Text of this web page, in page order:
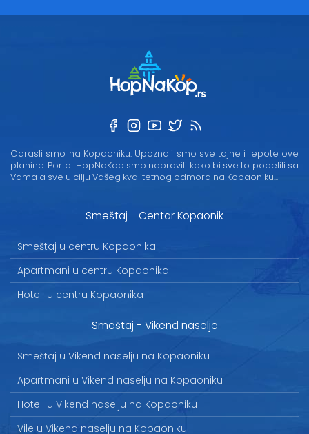
Odrasli smo na Kopaoniku. Upoznali smo sve tajne i lepote ove
planine. Portal HopNaKop smo napravili kako bi sve to podelili sa
Vama a sve u cilju Vašeg kvalitetnog odmora na Kopaoniku...
Smeštaj - Centar Kopaonik
Smeštaj u centru Kopaonika
Apartmani u centru Kopaonika
Hoteli u centru Kopaonika
Smeštaj - Vikend naselje
Smeštaj u Vikend naselju na Kopaoniku
Apartmani u Vikend naselju na Kopaoniku
Hoteli u Vikend naselju na Kopaoniku
Vile u Vikend naselju na Kopaoniku